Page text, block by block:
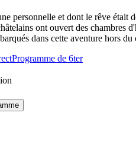
personnelle et dont le rêve était
ont ouvert des chambres
dans cette aventure hors du
Programme de 6ter